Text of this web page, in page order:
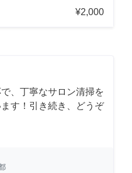
¥2,000
、丁寧なサロン清掃を
す！引き続き、どうぞ